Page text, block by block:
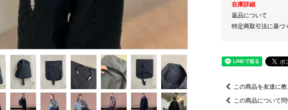
在庫詳細
返品について
特定商取引法に基づ
この商品を友達に
この商品について